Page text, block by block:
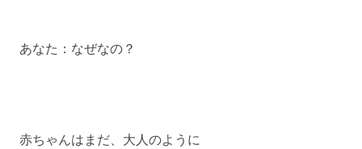
あなた：なぜなの？
赤ちゃんはまだ、大人のように